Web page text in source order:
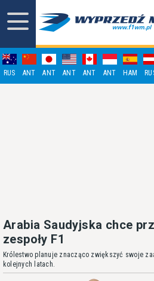
RUS ANT ANT ANT ANT ANT HAM
Arabia Saudyjska chce
zespoły F1
Królestwo planuje znacząco zwiększyć swoje
kolejnych latach.